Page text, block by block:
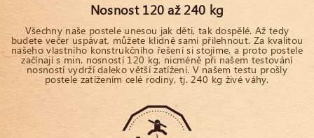
Nosnost 120 až 240 kg
Všechny naše postele unesou jak děti, tak dospělé. Až tedy
budete večer uspávat, můžete klidně sami přilehnout. Za kvalitou
našeho vlastního konstrukčního řešení si stojíme, a proto postele
začínají s min. nosností 120 kg, nicméně při našem testování
nosností vydrží daleko větší zatížení. V našem testu prošly
postele zatížením celé rodiny, tj. 240 kg živé váhy.